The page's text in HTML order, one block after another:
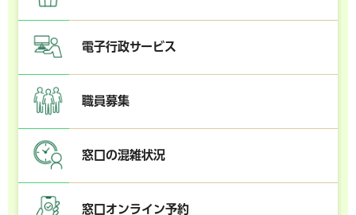
電子行政サービス
職員募集
窓口の混雑状況
窓口オンライン予約